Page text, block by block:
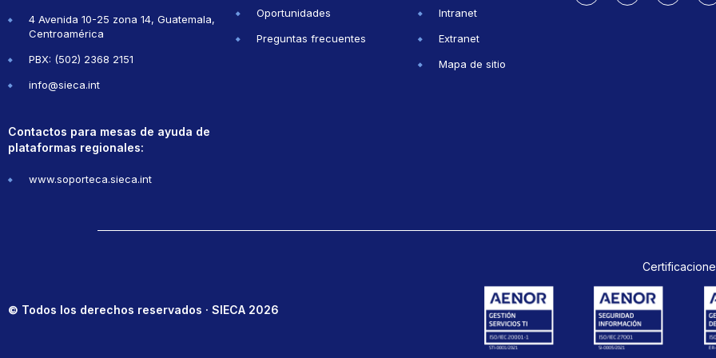
4 Avenida 10-25 zona 14, Guatemala,
Centroamérica
PBX: (502) 2368 2151
info@sieca.int
Contactos para mesas de ayuda de
plataformas regionales:
www.soporteca.sieca.int
Oportunidades
Preguntas frecuentes
Intranet
Extranet
Mapa de sitio
© Todos los derechos reservados · SIECA 2026